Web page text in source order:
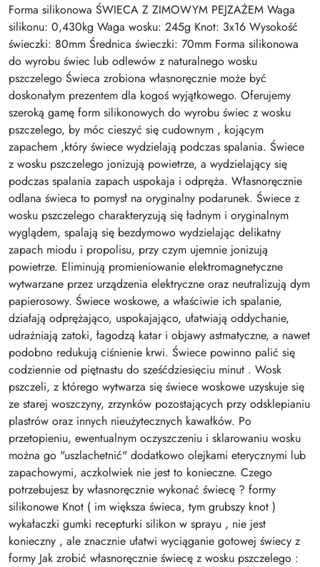
Forma silikonowa ŚWIECA Z ZIMOWYM PEJZAŻEM Waga
silikonu: 0,430kg Waga wosku: 245g Knot: 3x16 Wysokość
świeczki: 80mm Średnica świeczki: 70mm Forma silikonowa
do wyrobu świec lub odlewów z naturalnego wosku
pszczelego Świeca zrobiona własnoręcznie może być
doskonałym prezentem dla kogoś wyjątkowego. Oferujemy
szeroką gamę form silikonowych do wyrobu świec z wosku
pszczelego, by móc cieszyć się cudownym , kojącym
zapachem ,który świece wydzielają podczas spalania. Świece
z wosku pszczelego jonizują powietrze, a wydzielający się
podczas spalania zapach uspokaja i odpręża. Własnoręcznie
odlana świeca to pomysł na oryginalny podarunek. Świece z
wosku pszczelego charakteryzują się ładnym i oryginalnym
wyglądem, spalają się bezdymowo wydzielając delikatny
zapach miodu i propolisu, przy czym ujemnie jonizują
powietrze. Eliminują promieniowanie elektromagnetyczne
wytwarzane przez urządzenia elektryczne oraz neutralizują dym
papierosowy. Świece woskowe, a właściwie ich spalanie,
działają odprężająco, uspokajająco, ułatwiają oddychanie,
udrażniają zatoki, łagodzą katar i objawy astmatyczne, a nawet
podobno redukują ciśnienie krwi. Świece powinno palić się
codziennie od piętnastu do sześćdziesięciu minut . Wosk
pszczeli, z którego wytwarza się świece woskowe uzyskuje się
ze starej woszczyny, zrzynków pozostających przy odsklepianiu
plastrów oraz innych nieużytecznych kawałków. Po
przetopieniu, ewentualnym oczyszczeniu i sklarowaniu wosku
można go "uszlachetnić" dodatkowo olejkami eterycznymi lub
zapachowymi, aczkolwiek nie jest to konieczne. Czego
potrzebujesz by własnoręcznie wykonać świecę ? formy
silikonowe Knot ( im większa świeca, tym grubszy knot )
wykałaczki gumki recepturki silikon w sprayu , nie jest
konieczny , ale znacznie ułatwi wyciąganie gotowej świecy z
formy Jak zrobić własnoręcznie świecę z wosku pszczelego :